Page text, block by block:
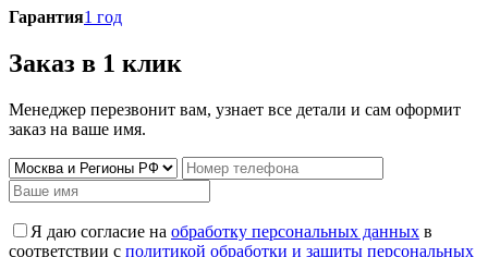
Гарантия1 год
Заказ в 1 клик
Менеджер перезвонит вам, узнает все детали и сам оформит
заказ на ваше имя.
Я даю согласие на обработку персональных данных в
соответствии с политикой обработки и защиты персональных